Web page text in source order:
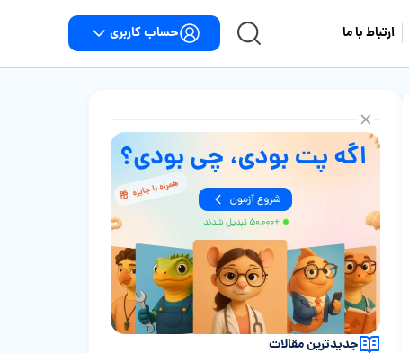
ارتباط با ما حساب کاربری
جدیدترین مقالات